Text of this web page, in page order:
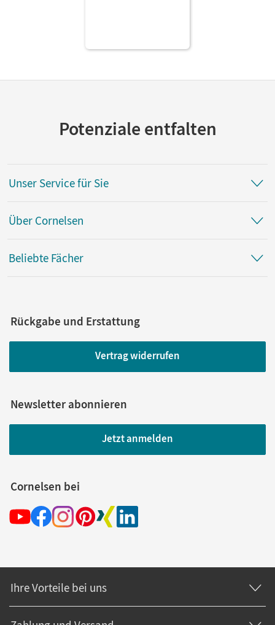
Potenziale entfalten
Unser Service für Sie
Über Cornelsen
Beliebte Fächer
Rückgabe und Erstattung
Vertrag widerrufen
Newsletter abonnieren
Jetzt anmelden
Cornelsen bei
Ihre Vorteile bei uns